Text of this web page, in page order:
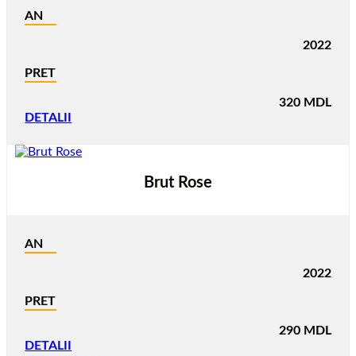
AN
2022
PRET
320 MDL
DETALII
Brut Rose
AN
2022
PRET
290 MDL
DETALII